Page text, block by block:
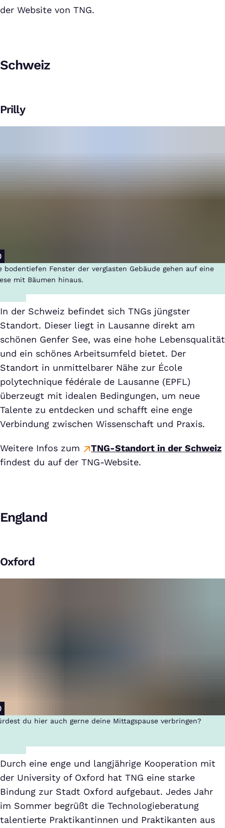
der Website von TNG.
Schweiz
Prilly
bodentiefen Fenster der verglasten Gebäude gehen auf eine
mit Bäumen hinaus.
In der Schweiz befindet sich TNGs jüngster
Standort. Dieser liegt in Lausanne direkt am
schönen Genfer See, was eine hohe Lebensqualität
und ein schönes Arbeitsumfeld bietet. Der
Standort in unmittelbarer Nähe zur École
polytechnique fédérale de Lausanne (EPFL)
überzeugt mit idealen Bedingungen, um neue
Talente zu entdecken und schafft eine enge
Verbindung zwischen Wissenschaft und Praxis.
Weitere Infos zum
TNG-Standort in der Schweiz
findest du auf der TNG-Website.
England
Oxford
du hier auch gerne deine Mittagspause verbringen?
Durch eine enge und langjährige Kooperation mit
der University of Oxford hat TNG eine starke
Bindung zur Stadt Oxford aufgebaut. Jedes Jahr
im Sommer begrüßt die Technologieberatung
talentierte Praktikantinnen und Praktikanten aus